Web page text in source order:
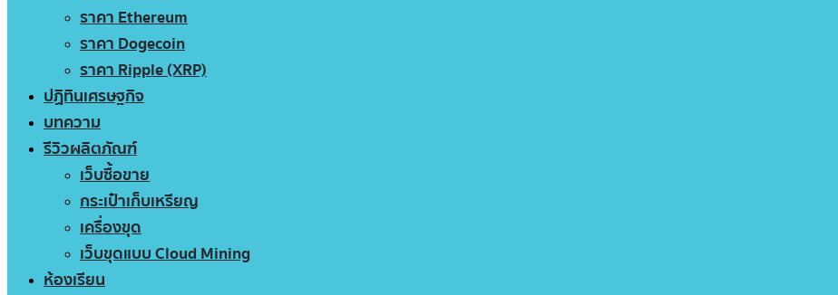
ราคา Ethereum
ราคา Dogecoin
ราคา Ripple (XRP)
ปฏิทินเศรษฐกิจ
บทความ
รีวิวผลิตภัณฑ์
เว็บซื้อขาย
กระเป๋าเก็บเหรียญ
เครื่องขุด
เว็บขุดแบบ Cloud Mining
ห้องเรียน